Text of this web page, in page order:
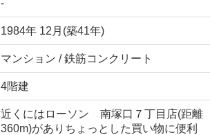
-
1984年 12月(築41年)
マンション / 鉄筋コンクリート
4階建
近くにはローソン 南塚口７丁目店(距離
360m)がありちょっとした買い物に便利